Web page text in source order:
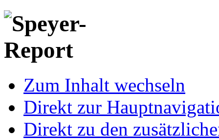
Zum Inhalt wechseln
Direkt zur
Direkt zu den